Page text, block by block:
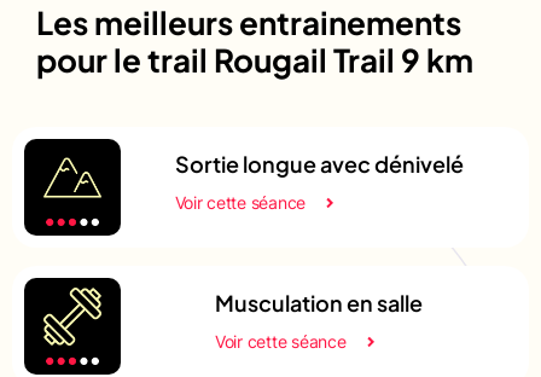
Les meilleurs entrainements
pour le trail Rougail Trail 9 km
Sortie longue avec dénivelé
Voir cette séance
Musculation en salle
Voir cette séance